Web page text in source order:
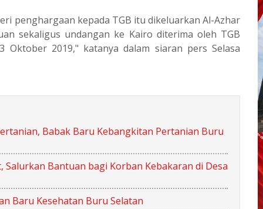
penghargaan kepada TGB itu dikeluarkan Al-Azhar
sekaligus undangan ke Kairo diterima oleh TGB
Oktober 2019," katanya dalam siaran pers Selasa
Babak Baru Kebangkitan Pertanian Buru
Bantuan bagi Korban Kebakaran di Desa
Baru Kesehatan Buru Selatan